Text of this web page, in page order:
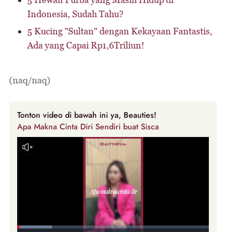
Indonesia, Sudah Tahu?
5 Kucing "Sultan" dengan Kekayaan Fantastis,
Ada yang Capai Rp1,6Triliun!
(naq/naq)
Tonton video di bawah ini ya, Beauties!
Apa Makna Cinta Diri Sendiri buat Sisca